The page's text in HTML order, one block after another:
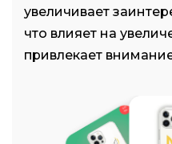
увеличивает
что влияет на
привлекает